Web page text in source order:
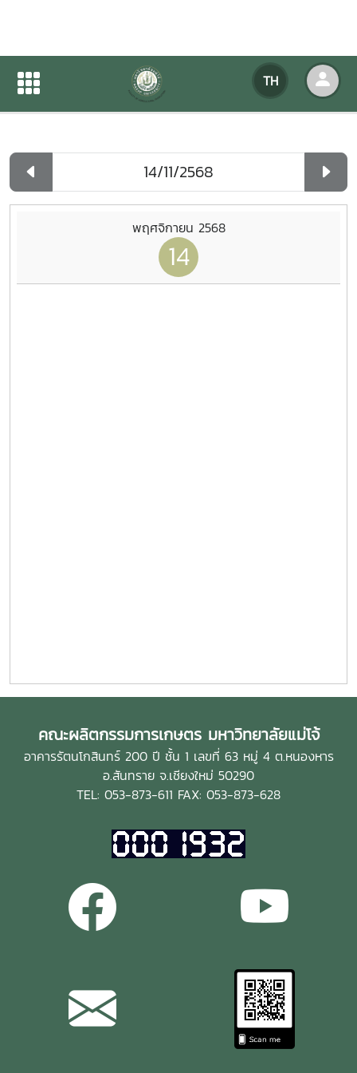
TH
ปฏิทินกิจกรรมของหน่วยงาน
ปฏิทินกิจกรรมของหน่วยงาน
พฤศจิกายน 2568
14
คณะผลิตกรรมการเกษตร มหาวิทยาลัยแม่โจ้
อาคารรัตนโกสินทร์ 200 ปี ชั้น 1 เลขที่ 63 หมู่ 4 ต.หนองหาร
อ.สันทราย จ.เชียงใหม่ 50290
TEL: 053-873-611 FAX: 053-873-628